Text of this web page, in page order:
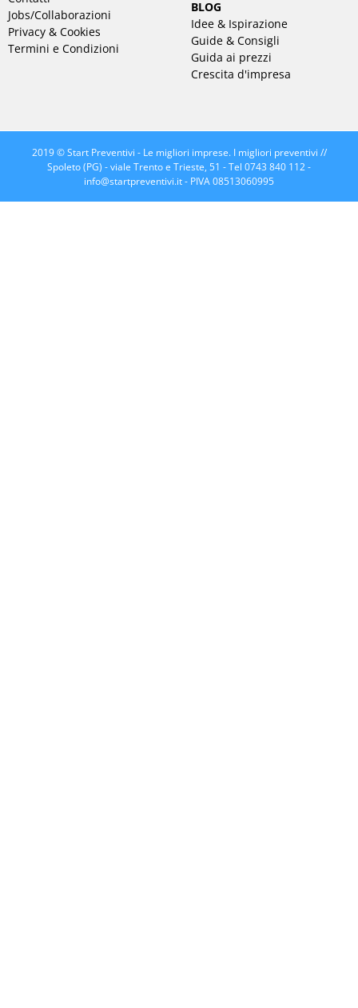
Jobs/Collaborazioni
Privacy & Cookies
Termini e Condizioni
BLOG
Idee & Ispirazione
Guide & Consigli
Guida ai prezzi
Crescita d'impresa
2019 © Start Preventivi - Le migliori imprese. I migliori preventivi //
Spoleto (PG) - viale Trento e Trieste, 51 - Tel 0743 840 112 -
info@startpreventivi.it- PIVA 08513060995